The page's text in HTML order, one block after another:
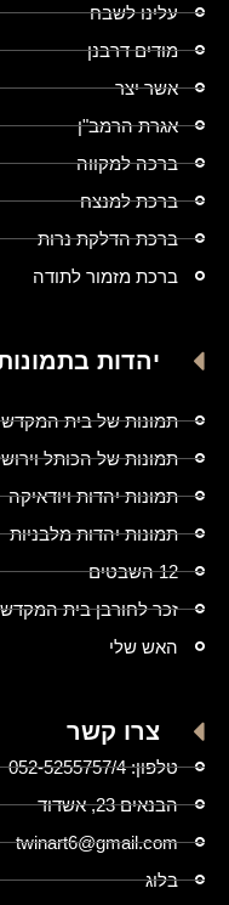
עלינו לשבח
מודים דרבנן
אשר יצר
אגרת הרמב"ן
ברכה למקווה
ברכת למנצח
ברכת הדלקת נרות
ברכת מזמור לתודה
יהדות
תמונות של בית המקדש
תמונות של הכותל
תמונות יהדות ויודאיקה
תמונות יהדות מלבניות
12 השבטים
זכר לחורבן בית המקדש
האש שלי
צרו קשר
טלפון: 052-5255757/4
הבנאים 23, אשדוד
twinart6@gmail.com
בלוג